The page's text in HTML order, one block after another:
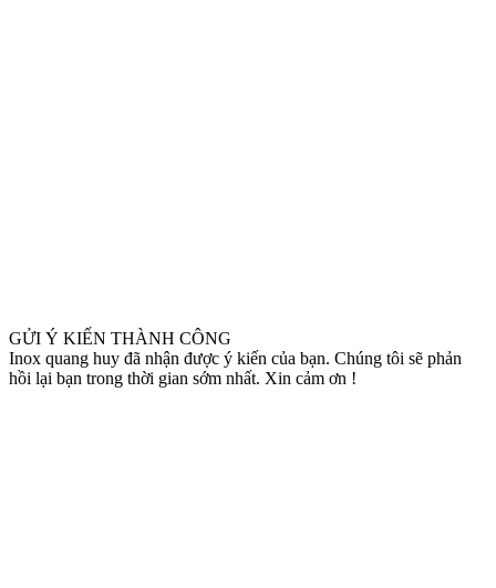
GỬI Ý KIẾN THÀNH CÔNG
Inox quang huy đã nhận được ý kiến của bạn. Chúng tôi sẽ phản
hồi lại bạn trong thời gian sớm nhất. Xin cảm ơn !